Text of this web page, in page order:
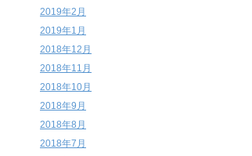
2019年2月
2019年1月
2018年12月
2018年11月
2018年10月
2018年9月
2018年8月
2018年7月